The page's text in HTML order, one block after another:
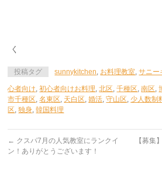
く
投稿タグ sunnykitchen, お料理教室,サニー
心者向け,初心者向けお料理,北区,千種区,南区,
市千種区,名東区, 天白区,婚活,守山区, 少人数制
区,独身,韓国料理
← クスパ7月の人気教室にランクイ
ン！ありがとうございます！
【募集